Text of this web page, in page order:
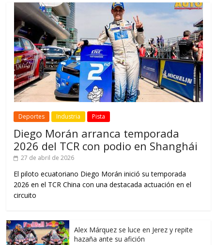
Deportes Industria Pista
Diego Morán arranca temporada
2026 del TCR con podio en Shanghái
27 de abril de 2026
El piloto ecuatoriano Diego Morán inició su temporada
2026 en el TCR China con una destacada actuación en el
circuito
Alex Márquez se luce en Jerez y repite
hazaña ante su afición